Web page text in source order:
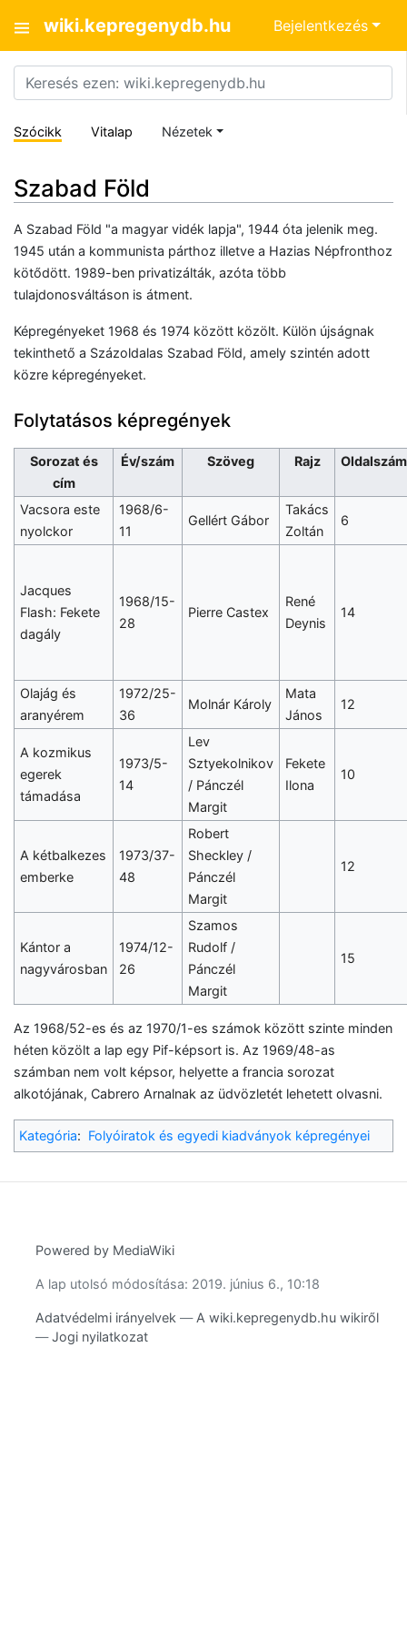
wiki.kepregenydb.hu Bejelentkezés
Szócikk Vitalap Nézetek
Szabad Föld
A Szabad Föld "a magyar vidék lapja", 1944 óta jelenik meg.
1945 után a kommunista párthoz illetve a Hazias Népfronthoz
kötődött. 1989-ben privatizálták, azóta több
tulajdonosváltáson is átment.
Képregényeket 1968 és 1974 között közölt. Külön újságnak
tekinthető a Százoldalas Szabad Föld, amely szintén adott
közre képregényeket.
Folytatásos képregények
Sorozat és
cím
Év/szám Szöveg Rajz Oldalszám
Vacsora este
nyolckor
1968/6-
11
Gellért Gábor
Takács
Zoltán
6
Jacques
Flash: Fekete
dagály
1968/15-
28
Pierre Castex
René
Deynis
14
Olajág és
aranyérem
1972/25-
36
Molnár Károly
Mata
János
12
A kozmikus
egerek
támadása
1973/5-
14
Lev
Sztyekolnikov
/ Pánczél
Margit
Fekete
Ilona
10
A kétbalkezes
emberke
1973/37-
48
Robert
Sheckley /
Pánczél
Margit
12
Kántor a
nagyvárosban
1974/12-
26
Szamos
Rudolf /
Pánczél
Margit
15
Az 1968/52-es és az 1970/1-es számok között szinte minden
héten közölt a lap egy Pif-képsort is. Az 1969/48-as
számban nem volt képsor, helyette a francia sorozat
alkotójának, Cabrero Arnalnak az üdvözletét lehetett olvasni.
Kategória: Folyóiratok és egyedi kiadványok képregényei
Powered by MediaWiki
A lap utolsó módosítása: 2019. június 6., 10:18
Adatvédelmi irányelvek
A wiki.kepregenydb.hu wikiről
Jogi nyilatkozat